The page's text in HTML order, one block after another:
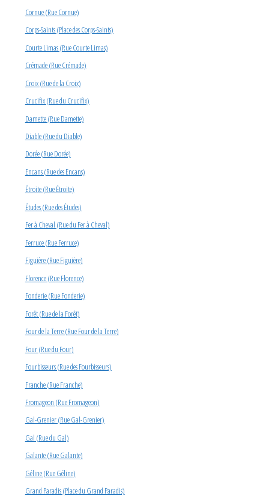
Cornue (Rue Cornue)
Corps-Saints (Place des Corps-Saints)
Courte Limas (Rue Courte Limas)
Crémade (Rue Crémade)
Croix (Rue de la Croix)
Crucifix (Rue du Crucifix)
Damette (Rue Damette)
Diable (Rue du Diable)
Dorée (Rue Dorée)
Encans (Rue des Encans)
Étroite (Rue Étroite)
Études (Rue des Études)
Fer à Cheval (Rue du Fer à Cheval)
Ferruce (Rue Ferruce)
Figuière (Rue Figuière)
Florence (Rue Florence)
Fonderie (Rue Fonderie)
Forêt (Rue de la Forêt)
Four de la Terre (Rue Four de la Terre)
Four (Rue du Four)
Fourbisseurs (Rue des Fourbisseurs)
Franche (Rue Franche)
Fromageon (Rue Fromageon)
Gal-Grenier (Rue Gal-Grenier)
Gal (Rue du Gal)
Galante (Rue Galante)
Géline (Rue Géline)
Grand Paradis (Place du Grand Paradis)